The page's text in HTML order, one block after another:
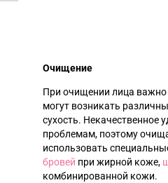
Очищение
При очищении лица важно
могут возникать
сухость. Некачественное
проблемам, поэтому
использовать
бровей при жирной коже,
комбинированной кожи.